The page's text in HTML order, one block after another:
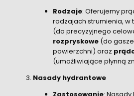
Rodzaje: Oferujemy
rodzajach strumienia, w
(do precyzyjnego
rozpryskowe (do
powierzchni) oraz
(umożliwiające płynną
Nasady hydrantowe